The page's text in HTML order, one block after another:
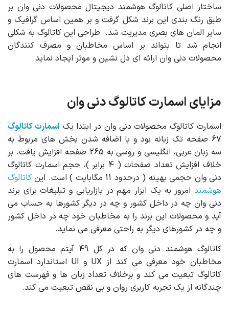
ساختار اصلی کاتالوگ هوشمند دیجیتال محصولات دنی وان بر
طبق رنگ بندی این برند شکل گرفت و بر همین اساس گرافیک و
سایر المان های بصری مدیریت شد. طراحی این کاتالوگ به شکلی
انجام شد تا بتواند بر اساس مخاطبان و مصرف کنندگان
محصولات دنی وان ارائه ای دل نشین و موثر ایجاد نماید.
مزایای اسمارت کاتالوگ دنی وان
اسمارت کاتالوگ محصولات دنی وان در ابتدا یک اسمارت کاتالوگ
67 صفحه تک زبانه بود و با اضافه شدن بخش های مربوط به
سه زبان عربی، انگلیسی و روسی به 265 صفحه افزایش یافت. بر
خلاف افزایش تعداد صفحات ( 4 برابر )، حجم اسمارت کاتالوگ
دنی وان حجمی بهینه ( درحدود 11 مگابایت ) است. این
کاتالوگ
هوشمند امروز به یک ابزار مهم در بازاریابی و تبلیغات برای برند
دنی وان چه در داخل کشور و چه در دیگر کشورها به حساب می‌
آید و محصولات این برند را به مخاطبان خود چه در داخل کشور
و چه در کشورهای دیگر به راحتی معرفی می نماید.
کاتالوگ هوشمند دنی وان که در کل 49 آیتم محصول را به
مخاطبان خود معرفی می کند از UX و UI استاندارد اسمارت
کاتالوگ تبعیت می کند و برخلاف تعداد زبان ها و فهرست های
چندگانه از یک تجربه کاربری روان و بی نقص تبعیت می کند.